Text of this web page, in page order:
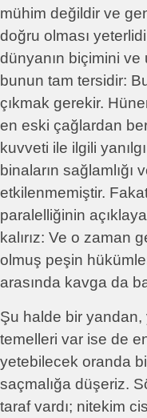
mühim değildir ve
doğru olması
dünyanın biçimini
bunun tam tersidir:
çıkmak gerekir.
en eski çağlardan
kuvveti ile ilgili
binaların sağlamlığı
etkilenmemiştir.
paralelliğinin
kalırız: Ve o zaman
olmuş peşin
arasında kavga da
Şu halde bir yandan,
temelleri var ise de
yetebilecek oranda
saçmalığa düşeriz.
taraf vardı; nitekim